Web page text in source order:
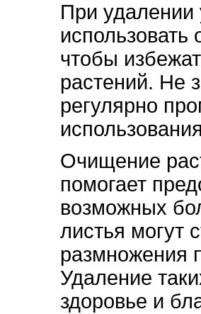
При удалении
чтобы
растений. Не
регулярно
Очищение
помогает
возможных
листья могут
размножения
Удаление
здоровье и